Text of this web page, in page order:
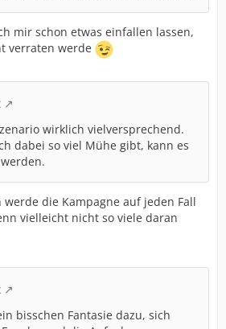
mir schon etwas einfallen lassen,
verraten werde
wirklich vielversprechend.
dabei so viel Mühe gibt, kann es
die Kampagne auf jeden Fall
vielleicht nicht so viele daran
bisschen Fantasie dazu, sich